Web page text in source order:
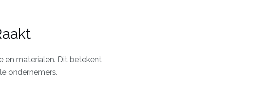
en materialen. Dit betekent
ondernemers.